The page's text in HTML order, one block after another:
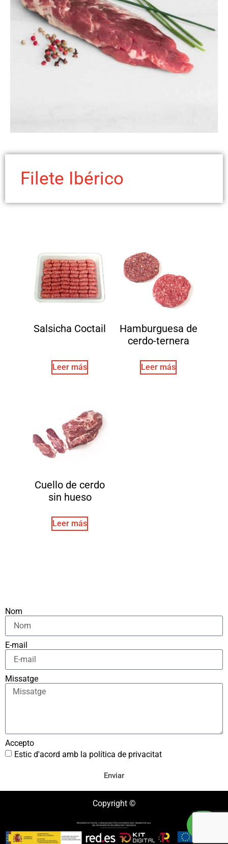
Filete Ibérico
Salsicha Coctail
Leer más
Hamburguesa de
cerdo-ternera
Leer más
Cuello de cerdo
sin hueso
Leer más
Nom
E-mail
Missatge
Accepto
Estic d'acord amb la política de privacitat
Enviar
Copyright ©